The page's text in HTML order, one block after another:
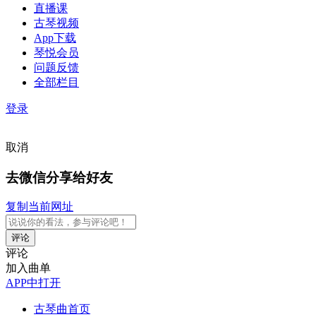
直播课
古琴视频
App下载
琴悦会员
问题反馈
全部栏目
登录
取消
去微信分享给好友
复制当前网址
评论
评论
加入曲单
APP中打开
古琴曲首页